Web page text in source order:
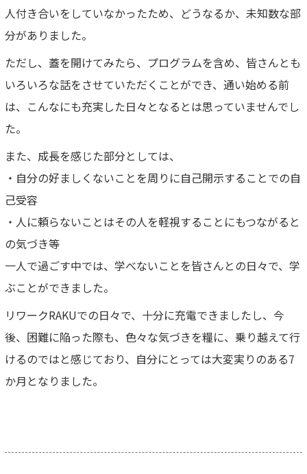
人付き合いをしていなかったため、どうなるか、未知数な部
分がありました。
ただし、蓋を開けてみたら、プログラムを含め、皆さんとも
いろいろな話をさせていただくことができ、通い始める前
は、こんなにも充実した日々となるとは思っていませんでし
た。
また、成長を感じた部分としては、
・自分の好ましくないことを周りに自己開示することでの自
己受容
・人に頼らないことはその人を軽視することにもつながると
の気づき等
一人で過ごす中では、学べないことを皆さんとの日々で、学
ぶことができました。
リワークRAKUでの日々で、十分に充電できましたし、今
後、困難に陥った際も、色々な気づきを糧に、乗り越えて行
けるのではと感じており、自分にとっては大変実りのある7
か月となりました。